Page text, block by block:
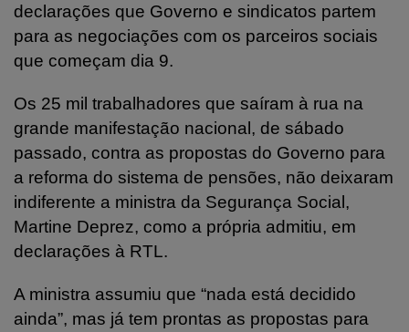
declarações que Governo e sindicatos partem
para as negociações com os parceiros sociais
que começam dia 9.
Os 25 mil trabalhadores que saíram à rua na
grande manifestação nacional, de sábado
passado, contra as propostas do Governo para
a reforma do sistema de pensões, não deixaram
indiferente a ministra da Segurança Social,
Martine Deprez, como a própria admitiu, em
declarações à RTL.
A ministra assumiu que “nada está decidido
ainda”, mas já tem prontas as propostas para